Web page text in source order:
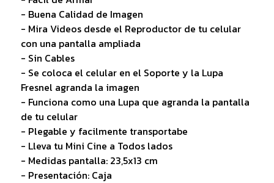
- Buena Calidad de Imagen
- Mira Videos desde el Reproductor de tu celular
con una pantalla ampliada
- Sin Cables
- Se coloca el celular en el Soporte y la Lupa
Fresnel agranda la imagen
- Funciona como una Lupa que agranda la pantalla
de tu celular
- Plegable y facilmente transportabe
- Lleva tu Mini Cine a Todos lados
- Medidas pantalla: 23,5x13 cm
- Presentación: Caja